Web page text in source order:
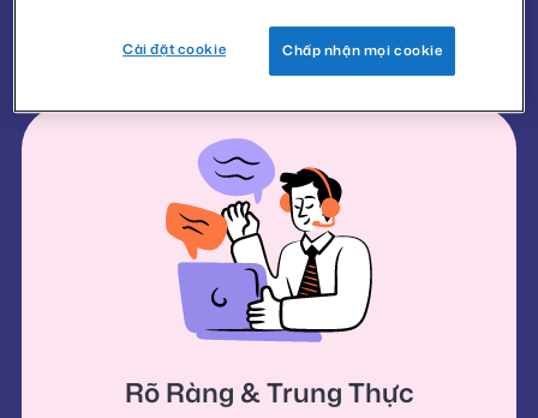
sống tốt đẹp hơn.
Rõ Ràng & Trung Thực
Cài đặt cookie Chấp nhận mọi cookie